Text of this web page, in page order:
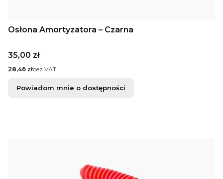
Osłona Amortyzatora – Czarna
Cena
35,00 zł
Cena
28,46 złbez VAT
Powiadom mnie o dostępności